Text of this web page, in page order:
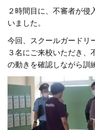
２時間目に、不審者が侵
いました。
今回、スクールガードリ
３名にご来校いただき、
の動きを確認しながら訓